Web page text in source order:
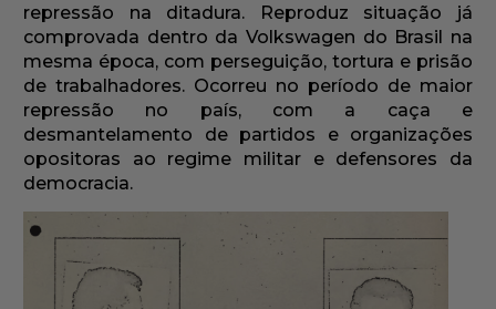
repressão na ditadura. Reproduz situação já
comprovada dentro da Volkswagen do Brasil na
mesma época, com perseguição, tortura e prisão
de trabalhadores. Ocorreu no período de maior
repressão no país, com a caça e
desmantelamento de partidos e organizações
opositoras ao regime militar e defensores da
democracia.